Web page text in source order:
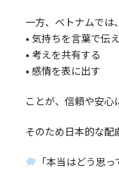
一方、ベトナムでは、
• 気持ちを言葉で伝
• 考えを共有する
• 感情を表に出す
ことが、信頼や安心
そのため日本的な配
「本当はどう思っ